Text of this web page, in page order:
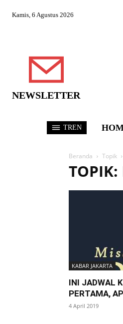
Kamis, 6 Agustus 2026
NEWSLETTER
TREN
Beranda Topik
KABAR JAKARTA
INI JADWAL
PERTAMA,
4 April 2019